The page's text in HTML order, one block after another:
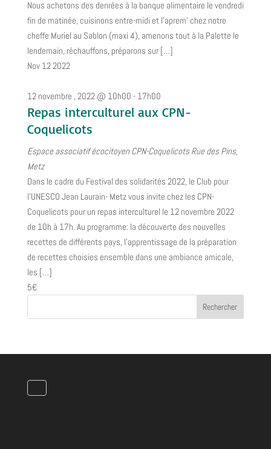
Nous achetons des denrées à la banque alimentaire le vendredi
fin de matinée, cuisinons entre-midi et l'aprem' chez notre
cheffe Muriel au Sablon (maxi 4), amenons tout à la Palette le
lendemain, réchauffons, préparons sur […]
Nov 122022
12 novembre , 2022 @ 10h00 - 17h00
Repas interculturel aux CPN-
Coquelicots
Espace associatif écocitoyen CPN-CoquelicotsRue des Pins,
Metz
Dans le cadre du Festival des solidarités 2022, le Club pour
l'UNESCO Jean Laurain- Metz vous invite chez les CPN-
Coquelicots pour un repas interculturel le 12 novembre 2022
de 10h à 17h. Au programme: la découverte des nouvelles
recettes de différents pays, l'apprentissage de la préparation
de recettes choisies ensemble dans une ambiance amicale,
les […]
5€